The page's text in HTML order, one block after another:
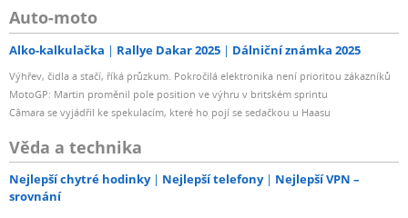
Auto-moto
Alko-kalkulačka Rallye Dakar 2025 Dálniční známka 2025
Výhřev, čidla a stačí, říká průzkum. Pokročilá elektronika není prioritou zákazníků
MotoGP: Martin proměnil pole position ve výhru v britském sprintu
Câmara se vyjádřil ke spekulacím, které ho pojí se sedačkou u Haasu
Věda a technika
Nejlepší chytré hodinky Nejlepší telefony
Nejlepší VPN –
srovnání